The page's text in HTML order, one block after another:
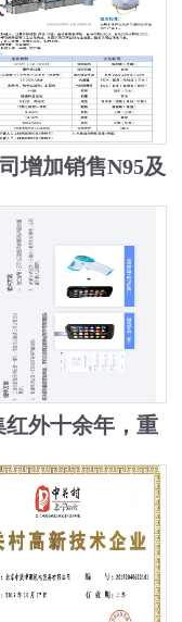
增加销售N95及
口罩机，安检机
送口罩
红外十余年，重
新技术转换，为
疫情物资紧缺难
中集发明手机加
块测温并自动身